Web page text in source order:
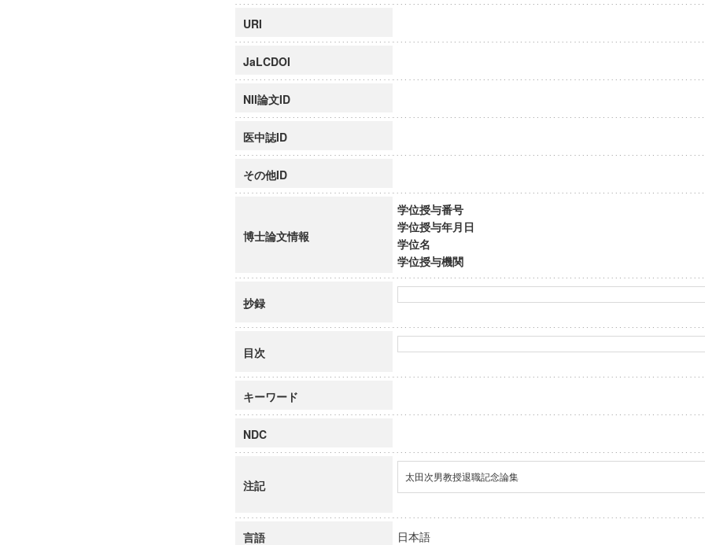
URI
JaLCDOI
NII論文ID
医中誌ID
その他ID
博士論文情報
学位授与番号
学位授与年月日
学位名
学位授与機関
抄録
目次
キーワード
NDC
注記
太田次男教授退職記念論集
言語 日本語